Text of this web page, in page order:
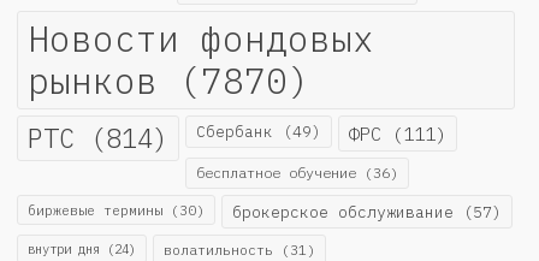
Новости фондовых
рынков (7870)
РТС (814) Сбербанк (49) ФРС (111)
бесплатное обучение (36)
биржевые термины (30) брокерское обслуживание (57)
внутри дня (24) волатильность (31)